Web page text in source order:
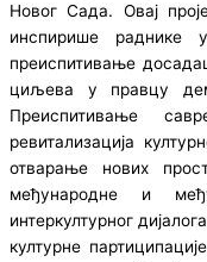
Новог Сада. Овај
инспирише
преиспитивање
циљева у правцу
Преиспитивање
ревитализација
отварање нових
међународне и
интеркултурног
културне